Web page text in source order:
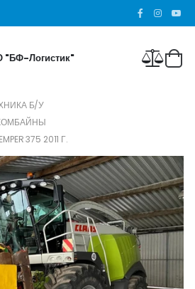
"БФ-Логистик"
Б/У
375 2011 Г.